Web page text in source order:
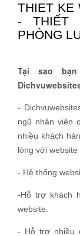
THIET KE
- THIẾT
PHÒNG
Tại sao
-
ngũ nhân viên
nhiều khách
lòng với website
- Hệ thống
-Hỗ trợ khách
website.
- Hỗ trợ nhiều